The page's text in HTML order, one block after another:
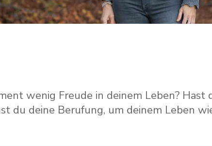
wenig Freude in deinem Leben?
du deine Berufung, um deinem Leben